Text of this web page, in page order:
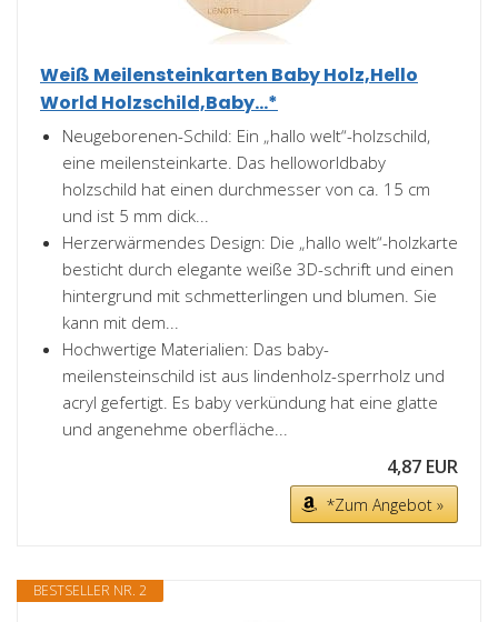
Weiß Meilensteinkarten Baby Holz,Hello
World Holzschild,Baby...*
Neugeborenen-Schild: Ein „hallo welt“-holzschild,
eine meilensteinkarte. Das helloworldbaby
holzschild hat einen durchmesser von ca. 15 cm
und ist 5 mm dick...
Herzerwärmendes Design: Die „hallo welt“-holzkarte
besticht durch elegante weiße 3D-schrift und einen
hintergrund mit schmetterlingen und blumen. Sie
kann mit dem...
Hochwertige Materialien: Das baby-
meilensteinschild ist aus lindenholz-sperrholz und
acryl gefertigt. Es baby verkündung hat eine glatte
und angenehme oberfläche...
4,87 EUR
*Zum Angebot »
BESTSELLER NR. 2